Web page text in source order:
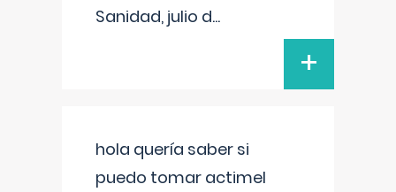
Sanidad, julio d...
+
hola quería saber si
puedo tomar actimel